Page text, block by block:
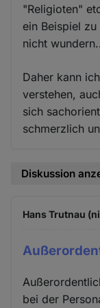
"Religioten"
ein Beispiel
nicht
Daher kann
verstehen,
sich
schmerzlich
Diskussion
Hans Trutnau
bei der